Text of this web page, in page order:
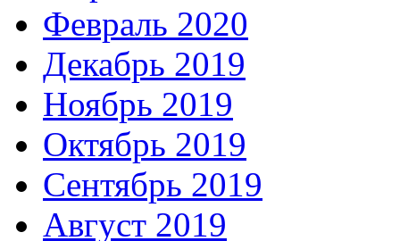
Февраль 2020
Декабрь 2019
Ноябрь 2019
Октябрь 2019
Сентябрь 2019
Август 2019